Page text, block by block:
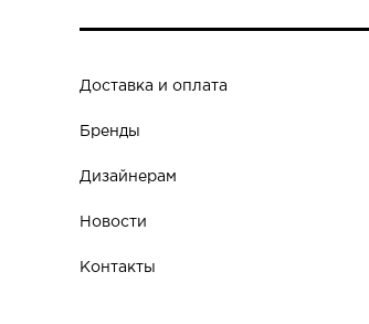
Доставка и оплата
Бренды
Дизайнерам
Новости
Контакты